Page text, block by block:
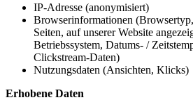
IP-Adresse (anonymisiert)
Browserinformationen
Seiten, auf unserer Website
Betriebssystem, Datums- /
Clickstream-Daten)
Nutzungsdaten (Ansichten, Klicks)
Erhobene Daten